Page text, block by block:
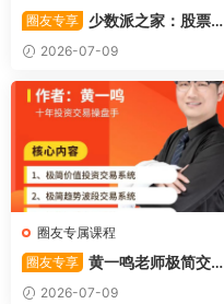
圈友专享
少数派之家：股票操
作系统—从入门到精通
2026-07-09
圈友专属课程
圈友专享 黄一鸣老师极简交易
系统2026-07-09